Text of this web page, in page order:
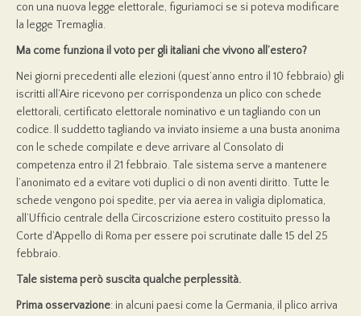
con una nuova legge elettorale, figuriamoci se si poteva modificare
la legge Tremaglia.
Ma come funziona il voto per gli italiani che vivono all’estero?
Nei giorni precedenti alle elezioni (quest’anno entro il 10 febbraio) gli
iscritti all’Aire ricevono per corrispondenza un plico con schede
elettorali, certificato elettorale nominativo e un tagliando con un
codice. Il suddetto tagliando va inviato insieme a una busta anonima
con le schede compilate e deve arrivare al Consolato di
competenza entro il 21 febbraio. Tale sistema serve a mantenere
l’anonimato ed a evitare voti duplici o di non aventi diritto. Tutte le
schede vengono poi spedite, per via aerea in valigia diplomatica,
all’Ufficio centrale della Circoscrizione estero costituito presso la
Corte d’Appello di Roma per essere poi scrutinate dalle 15 del 25
febbraio.
Tale sistema però suscita qualche perplessità.
Prima osservazione: in alcuni paesi come la Germania, il plico arriva